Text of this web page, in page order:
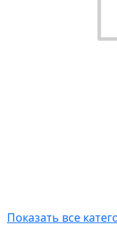
Показать все